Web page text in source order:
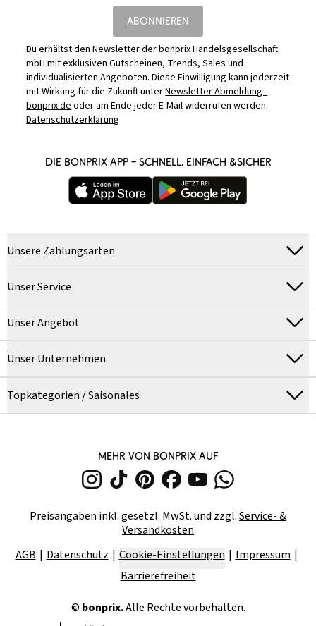
ABONNIEREN
Du erhältst den Newsletter der bonprix Handelsgesellschaft
mbH mit exklusiven Gutscheinen, Trends, Sales und
individualisierten Angeboten. Diese Einwilligung kann jederzeit
mit Wirkung für die Zukunft unterNewsletter Abmeldung -
bonprix.deoder am Ende jeder E-Mail widerrufen werden.
Datenschutzerklärung
DIE BONPRIX APP – SCHNELL, EINFACH &SICHER
Unsere Zahlungsarten
Unser Service
Unser Angebot
Unser Unternehmen
Topkategorien / Saisonales
MEHR VON BONPRIX AUF
Preisangaben inkl. gesetzl. MwSt. und zzgl.Service- &
Versandkosten
AGB
Datenschutz Cookie-Einstellungen
Impressum
Barrierefreiheit
© bonprix.Alle Rechte vorbehalten.